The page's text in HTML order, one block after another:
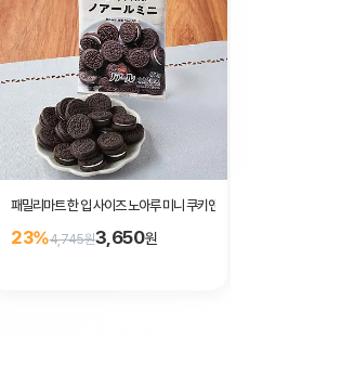
패밀리마트 한 입 사이즈 노아루 미니 쿠키앤크림 68g
23%4,745원3,650원